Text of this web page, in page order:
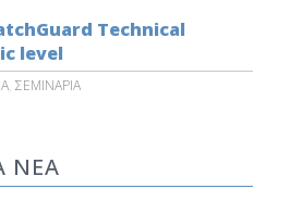
Technical
level
, ΣΕΜΙΝΑΡΙΑ
ΝΕΑ